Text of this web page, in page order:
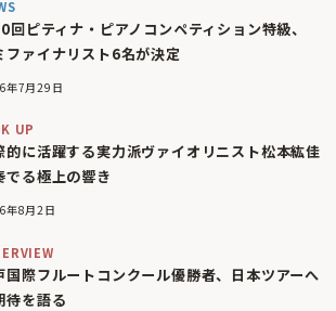
回ピティナ・ピアノコンペティション特級、
ファイナリスト6名が決定
年7月29日
UP
的に活躍する実力派ヴァイオリニスト松本紘佳
でる極上の響き
年8月2日
国際フルートコンクール優勝者、日本ツアーへ
待を語る